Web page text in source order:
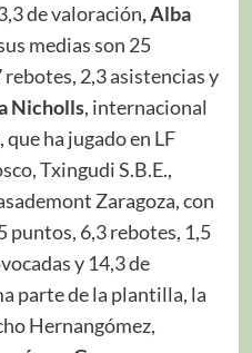
de valoración, Alba
medias son 25
2,3 asistencias y
Nicholls, internacional
ha jugado en LF
Txingudi S.B.E.,
Zaragoza, con
puntos, 6,3 rebotes, 1,5
y 14,3 de
parte de la plantilla, la
Hernangómez,